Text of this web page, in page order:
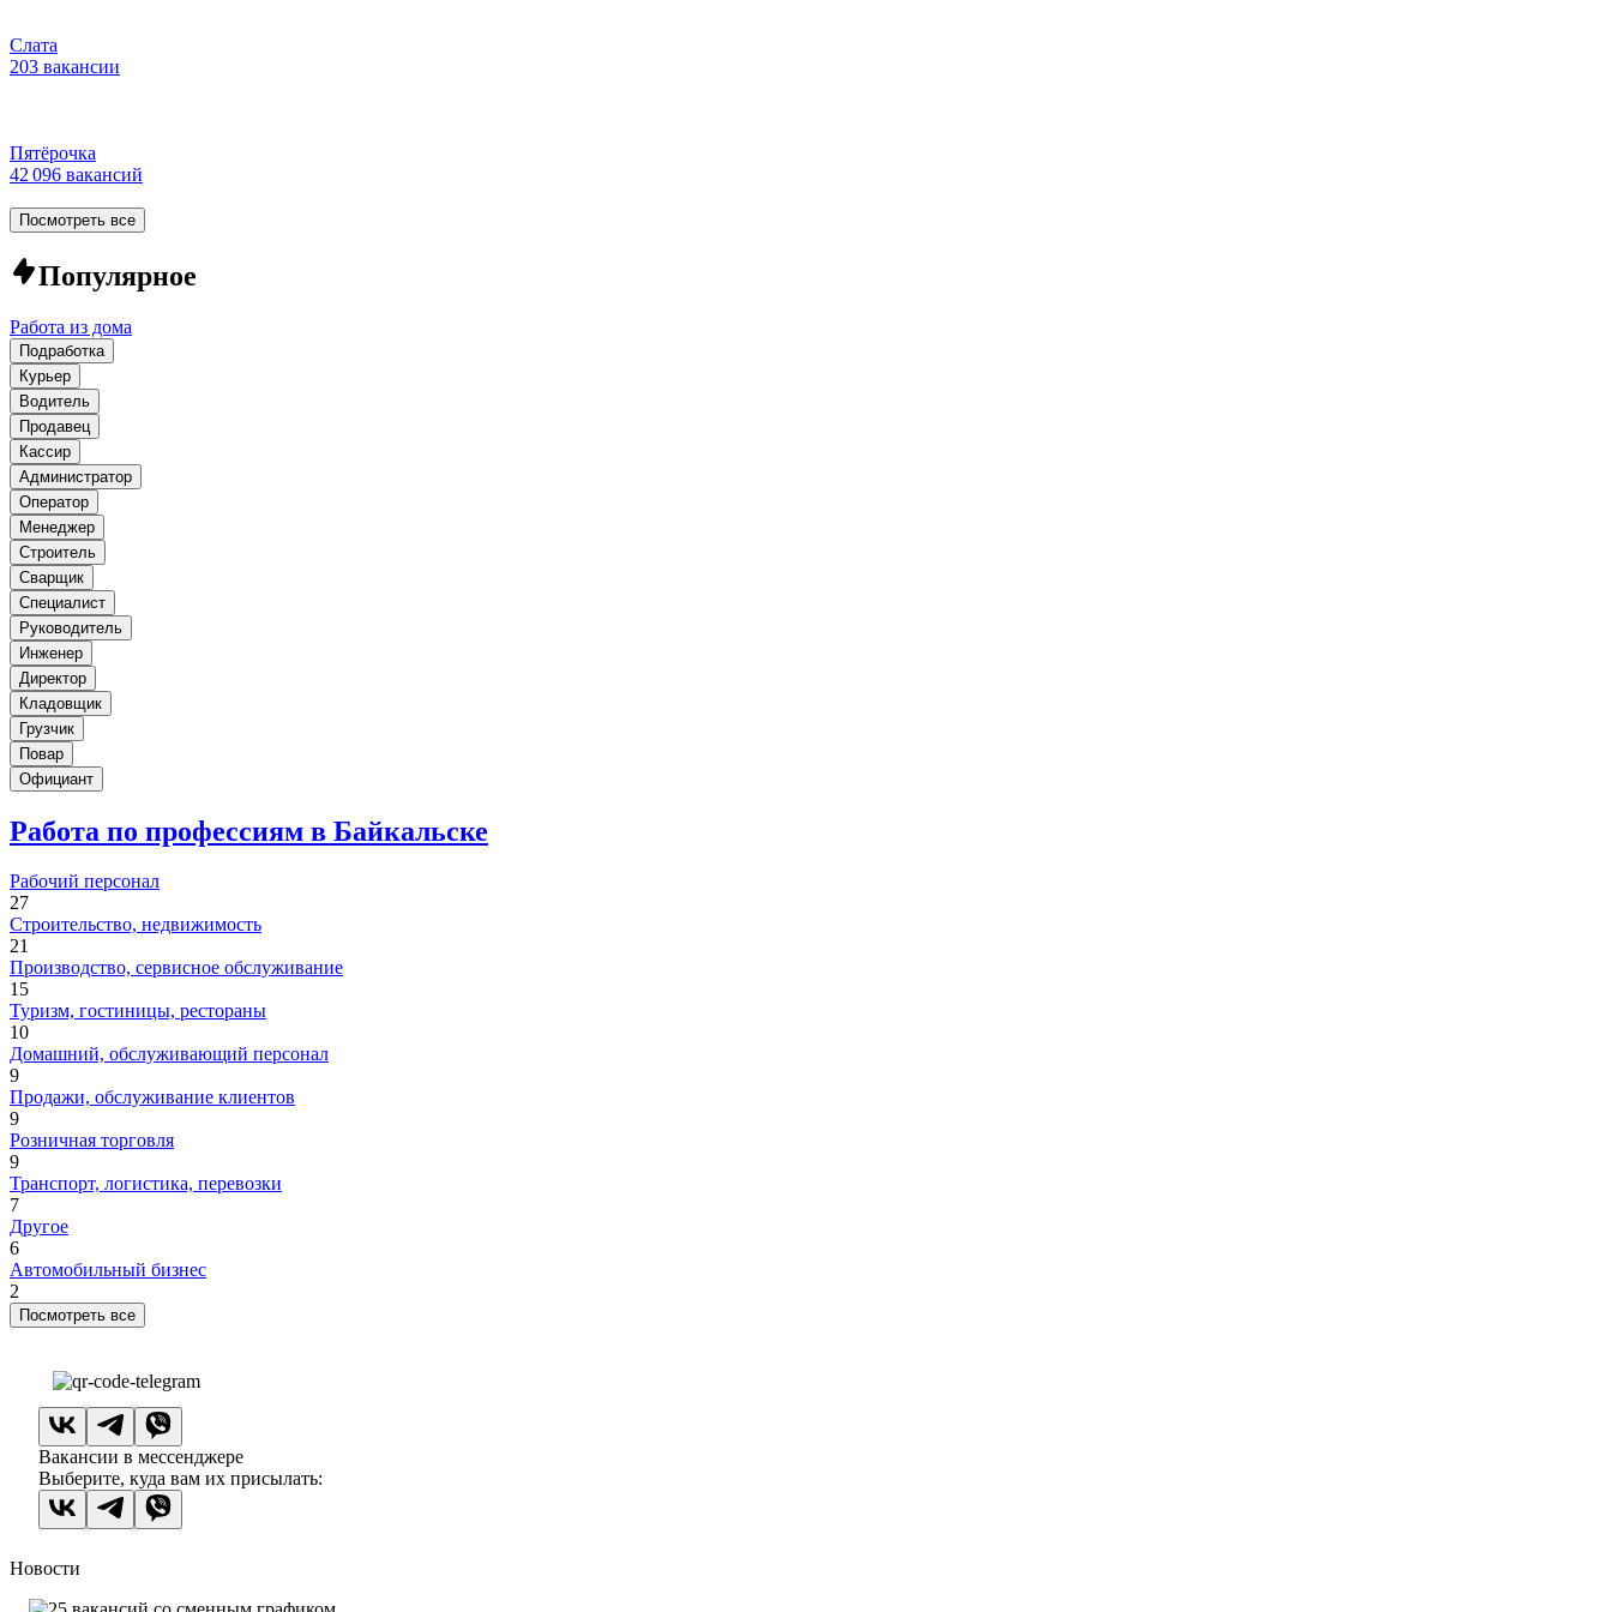
Слата
203 вакансии
Пятёрочка
42 096 вакансий
Посмотреть все
Популярное
Работа из дома
Подработка
Курьер
Водитель
Продавец
Кассир
Администратор
Оператор
Менеджер
Строитель
Сварщик
Специалист
Руководитель
Инженер
Директор
Кладовщик
Грузчик
Повар
Официант
Работа по профессиям в Байкальске
Рабочий персонал
27
Строительство, недвижимость
21
Производство, сервисное обслуживание
15
Туризм, гостиницы, рестораны
10
Домашний, обслуживающий персонал
9
Продажи, обслуживание клиентов
9
Розничная торговля
9
Транспорт, логистика, перевозки
7
Другое
6
Автомобильный бизнес
2
Посмотреть все
Вакансии в мессенджере
Выберите, куда вам их присылать:
Новости